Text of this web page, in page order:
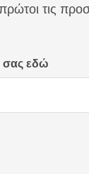
τις
σας εδώ